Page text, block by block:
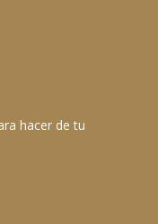
hacer de tu